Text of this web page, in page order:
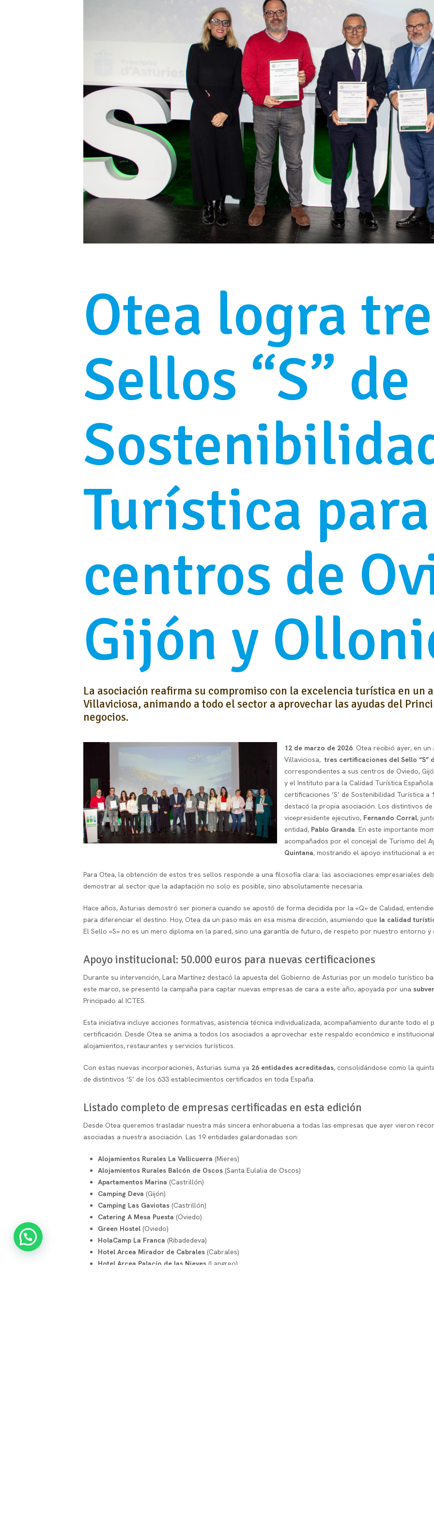
Otea logra
Sellos “S” de
Turística
centros de
Gijón y
La asociación reafirma su compromiso con la excelencia turística en un
Villaviciosa, animando a todo el sector a aprovechar las ayudas del
negocios.
12 de marzo de 2026. Otea recibió ayer, en
Villaviciosa,tres certificaciones del Sello “S”
correspondientes a sus centros de Oviedo,
y el Instituto para la Calidad Turística
certificaciones ‘S’ de Sostenibilidad Turística a
destacó la propia asociación. Los distintivos
vicepresidente ejecutivo, Fernando Corral,
entidad, Pablo Granda. En este importante
acompañados por el concejal de Turismo del
Quintana, mostrando el apoyo institucional a
Para Otea, la obtención de estos tres sellos responde a una filosofía clara: las asociaciones empresariales
demostrar al sector que la adaptación no solo es posible, sino absolutamente necesaria.
Hace años, Asturias demostró ser pionera cuando se apostó de forma decidida por la «Q» de Calidad,
para diferenciar el destino. Hoy, Otea da un paso más en esa misma dirección, asumiendo que la calidad
El Sello «S» no es un mero diploma en la pared, sino una garantía de futuro, de respeto por nuestro entorno y
Apoyo institucional: 50.000 euros para nuevas certificaciones
Durante su intervención, Lara Martínez destacó la apuesta del Gobierno de Asturias por un modelo turístico
este marco, se presentó la campaña para captar nuevas empresas de cara a este año, apoyada por una
Principado al ICTES.
Esta iniciativa incluye acciones formativas, asistencia técnica individualizada, acompañamiento durante todo
certificación. Desde Otea se anima a todos los asociados a aprovechar este respaldo económico e
alojamientos, restaurantes y servicios turísticos.
Con estas nuevas incorporaciones, Asturias suma ya 26 entidades acreditadas, consolidándose como la
de distintivos ‘S’ de los 633 establecimientos certificados en toda España.
Listado completo de empresas certificadas en esta edición
Desde Otea queremos trasladar nuestra más sincera enhorabuena a todas las empresas que ayer vieron
asociadas a nuestra asociación. Las 19 entidades galardonadas son:
Alojamientos Rurales La Vallicuerra (Mieres)
Alojamientos Rurales Balcón de Oscos (Santa Eulalia de Oscos)
Apartamentos Marina (Castrillón)
Camping Deva (Gijón)
Camping Las Gaviotas (Castrillón)
Catering A Mesa Puesta (Oviedo)
Green Hostel (Oviedo)
HolaCamp La Franca (Ribadedeva)
Hotel Arcea Mirador de Cabrales (Cabrales)
Hotel Arcea Palacio de las Nieves (Langreo)